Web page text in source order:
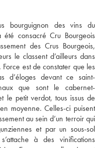
bourguignon des vins du
consacré Cru Bourgeois
des Crus Bourgeois,
le classent d’ailleurs dans
est de constater que les
d’éloges devant ce saint-
que sont le cabernet-
le petit verdot, tous issus de
moyenne. Celles-ci puisent
au sein d’un terroir qui
et par un sous-sol
à des vinifications